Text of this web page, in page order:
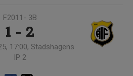
F2011- 3B
1 - 2
17:00, Stadshagens
IP 2